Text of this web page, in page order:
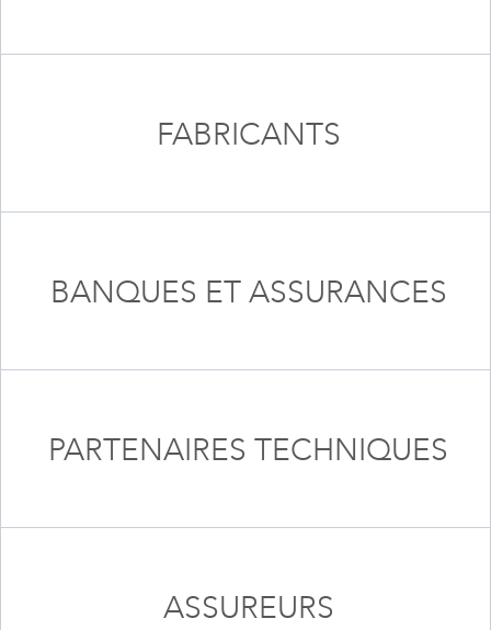
FABRICANTS
BANQUES ET ASSURANCES
PARTENAIRES TECHNIQUES
ASSUREURS